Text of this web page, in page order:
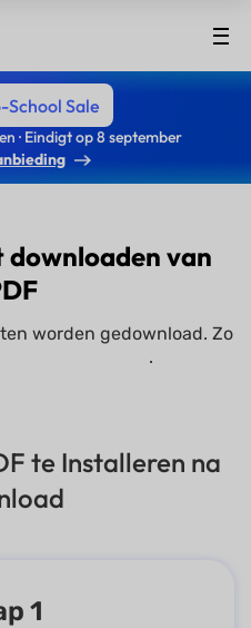
Sale
· Eindigt op 8 september
van
worden gedownload. Zo
.
te Installeren na
1